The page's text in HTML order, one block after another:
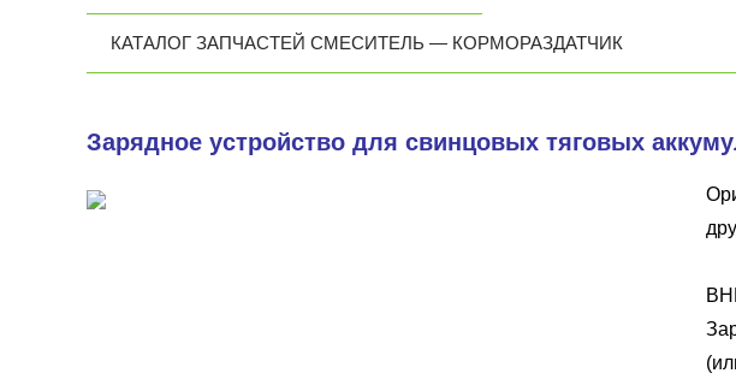
КАТАЛОГ ЗАПЧАСТЕЙ СМЕСИТЕЛЬ — КОРМОРАЗДАТЧИК
Зарядное устройство для свинцовых тяговых